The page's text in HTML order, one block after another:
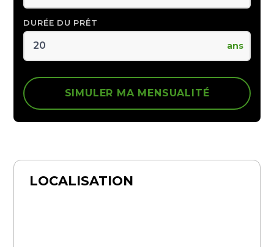
DURÉE DU PRÊT
ans
SIMULER MA MENSUALITÉ
LOCALISATION